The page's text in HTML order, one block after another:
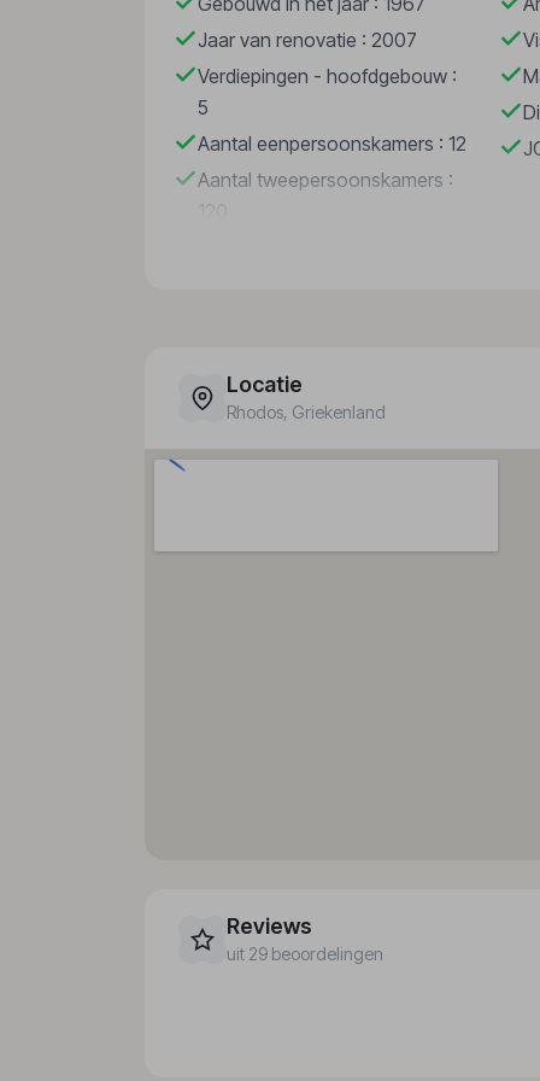
Zakelijk/simpel
Kamertypes
Gezinskamer
Kamers voor mindervaliden
Jaar van renovatie : 2007
Verdiepingen - hoofdgebouw :
5
Aantal eenpersoonskamers : 12
Aantal tweepersoonskamers :
120
Locatie
Rhodos, Griekenland
Reviews
uit 29 beoordelingen